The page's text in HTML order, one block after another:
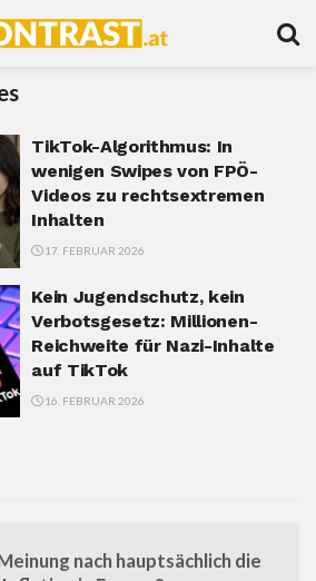
TikTok-Algorithmus: In
wenigen Swipes von FPÖ-
Videos zu rechtsextremen
Inhalten
17. FEBRUAR 2026
Kein Jugendschutz, kein
Verbotsgesetz: Millionen-
Reichweite für Nazi-Inhalte
auf TikTok
16. FEBRUAR 2026
nach hauptsächlich die